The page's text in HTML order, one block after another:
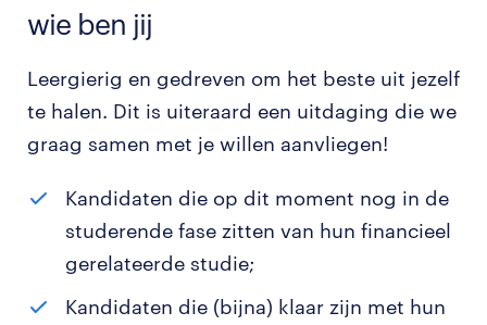
wie ben jij
Leergierig en gedreven om het beste uit jezelf
te halen. Dit is uiteraard een uitdaging die we
graag samen met je willen aanvliegen!
Kandidaten die op dit moment nog in de
studerende fase zitten van hun financieel
gerelateerde studie;
Kandidaten die (bijna) klaar zijn met hun